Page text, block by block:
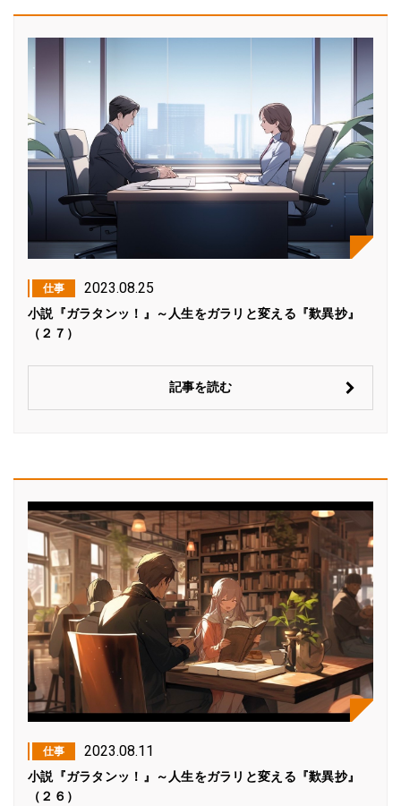
仕事 2023.08.25
小説『ガラタンッ！』～人生をガラリと変える『歎異抄』
（２７）
記事を読む
仕事 2023.08.11
小説『ガラタンッ！』～人生をガラリと変える『歎異抄』
（２６）